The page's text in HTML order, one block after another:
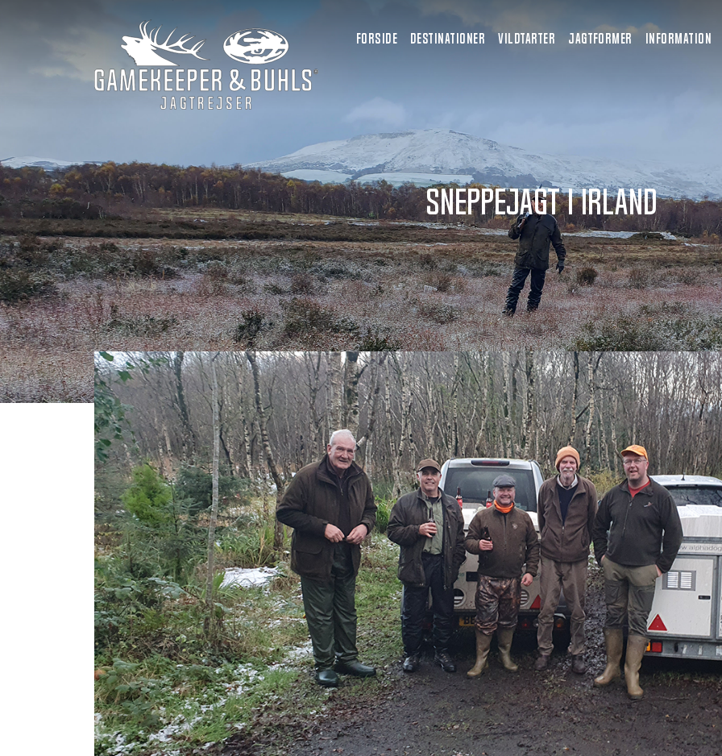
FORSIDE DESTINATIONER VILDTARTER JAGTFORMER INFORMATION
Sneppejagt i Irland